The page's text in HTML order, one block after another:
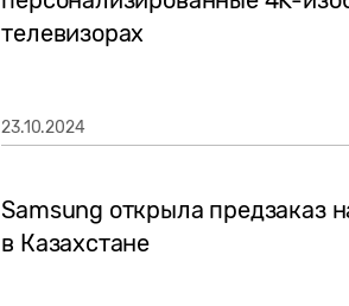
телевизорах
23.10.2024
Samsung открыла предзаказ
в Казахстане